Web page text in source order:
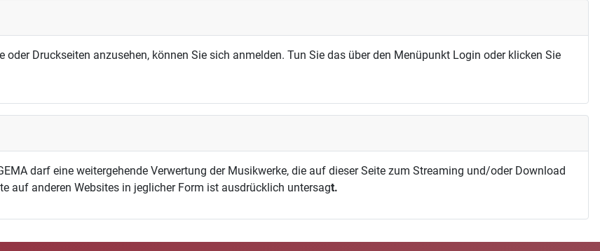
Druckseiten anzusehen, können Sie sich anmelden. Tun Sie das über den Menüpunkt Login oder klicken Sie
darf eine weitergehende Verwertung der Musikwerke, die auf dieser Seite zum Streaming und/oder Download
auf anderen Websites in jeglicher Form ist ausdrücklich untersagt.